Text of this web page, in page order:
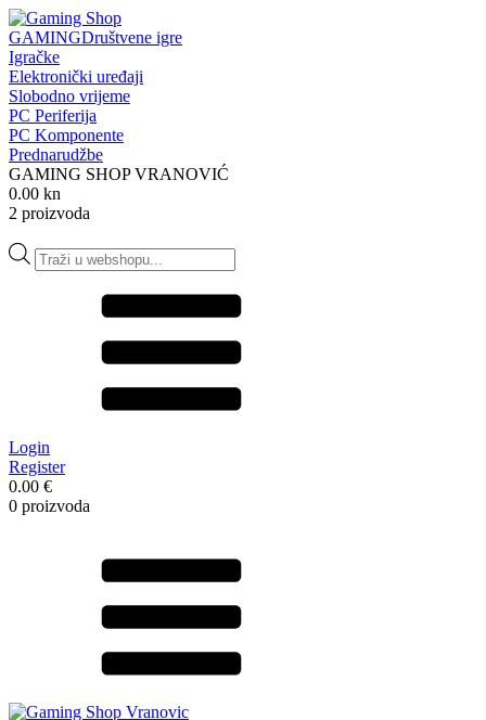
GAMINGDruštvene igre
Igračke
Elektronički uređaji
Slobodno vrijeme
PC Periferija
PC Komponente
Prednarudžbe
GAMING SHOP VRANOVIĆ
0.00 kn
2 proizvoda
Products
search
Login
Register
0.00 €
0 proizvoda